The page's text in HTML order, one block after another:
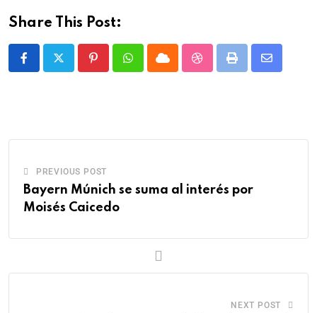
Share This Post:
PREVIOUS POST
Bayern Múnich se suma al interés por
Moisés Caicedo
NEXT POST